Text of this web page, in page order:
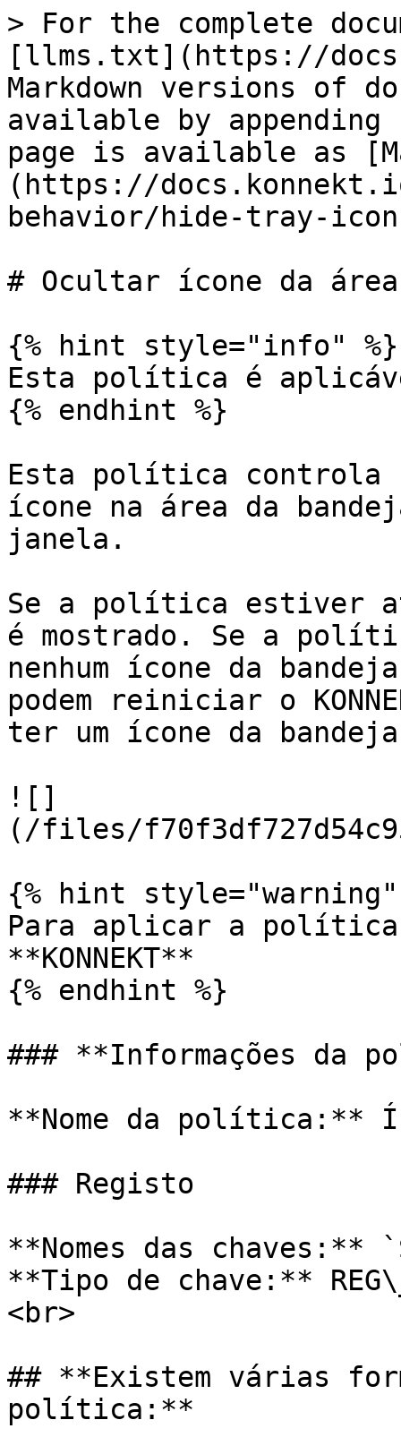
> For the complete
[llms.txt](https://
Markdown versions of
available by
page is available as
(https://
behavior/hide-tray-
# Ocultar ícone da
{% hint style="info" %}
Esta política é
{% endhint %}
Esta política controla se
ícone na área da
janela.
Se a política estiver
é mostrado. Se a
nenhum ícone da
podem reiniciar o
ter um ícone da
![]
(/files/
{% hint style="warning"
Para aplicar a
**KONNEKT**
{% endhint %}
### **Informações da
**Nome da política:**
### Registo
**Nomes das chaves:**
**Tipo de chave:**
<br>
## **Existem várias
política:**